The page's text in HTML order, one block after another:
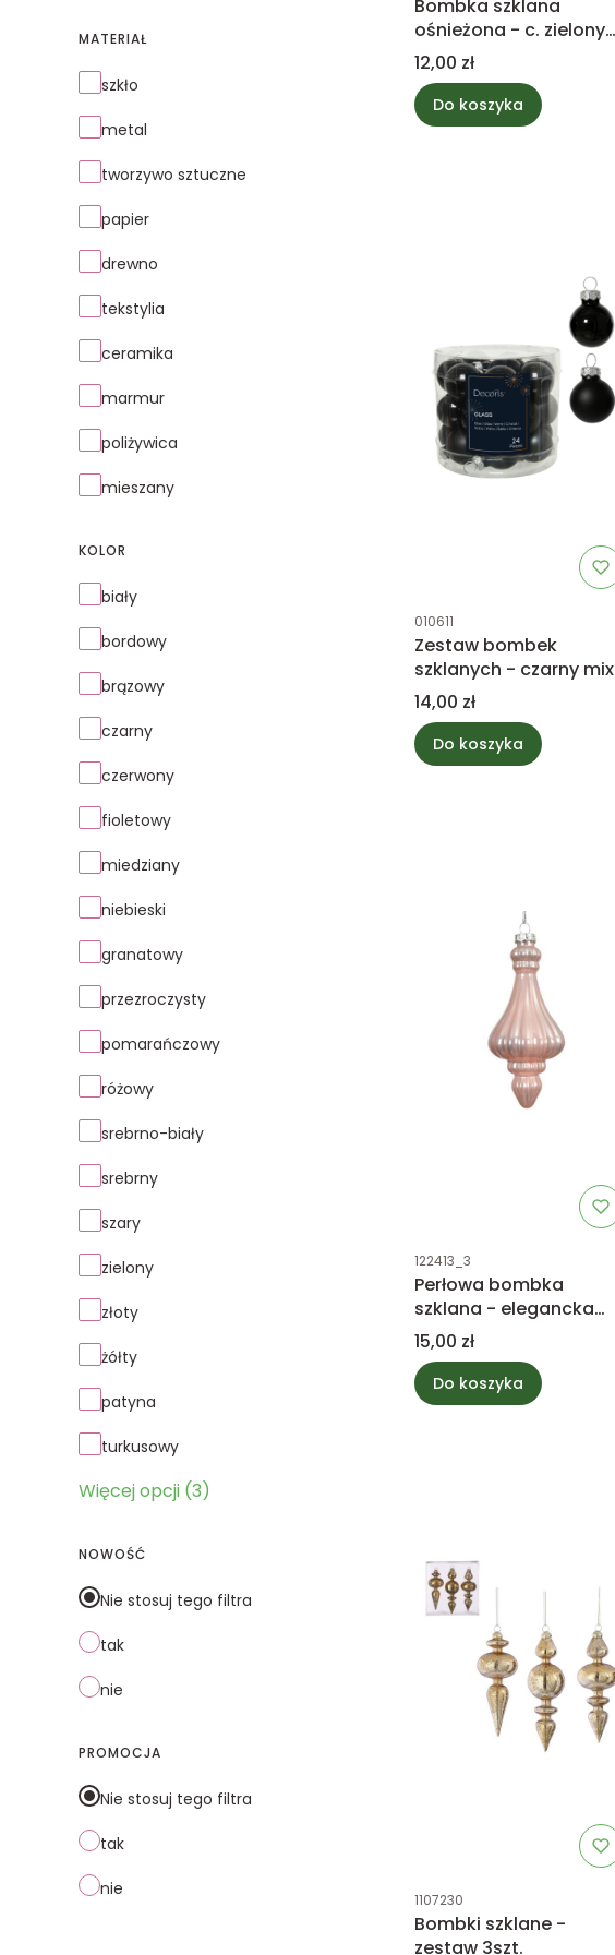
MATERIAŁ
Materiał
szkło
metal
tworzywo sztuczne
papier
drewno
tekstylia
ceramika
marmur
poliżywica
mieszany
KOLOR
Kolor
biały
bordowy
brązowy
czarny
czerwony
fioletowy
miedziany
niebieski
granatowy
przezroczysty
pomarańczowy
różowy
srebrno-biały
srebrny
szary
zielony
złoty
żółty
patyna
turkusowy
Więcej opcji (3)
NOWOŚĆ
Nie stosuj tego filtra
tak
nie
PROMOCJA
Nie stosuj tego filtra
tak
nie
Bombka szklana
ośnieżona - c. zielony
8cm
Cena
12,00 zł
Do koszyka
Kod produktu
010611
Zestaw bombek
szklanych - czarny mix
2,5cm
Cena
14,00 zł
Do koszyka
Kod produktu
122413_3
Perłowa bombka
szklana - elegancka
ozdoba choinkowa
Cena
15,00 zł
Do koszyka
Kod produktu
1107230
Bombki szklane -
zestaw 3szt.